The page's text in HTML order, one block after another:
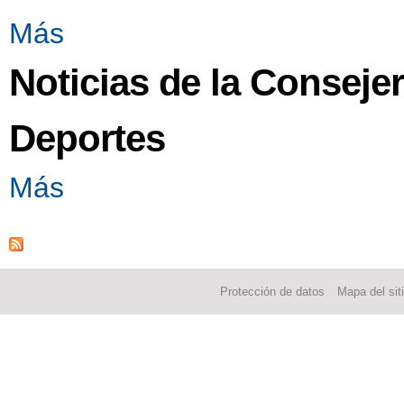
Más
Noticias de la
Deportes
Más
Protección de datos Mapa del